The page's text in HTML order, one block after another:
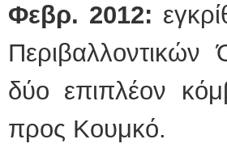
Φεβρ. 2012:
δύο επιπλέον
προς Κουμκό.